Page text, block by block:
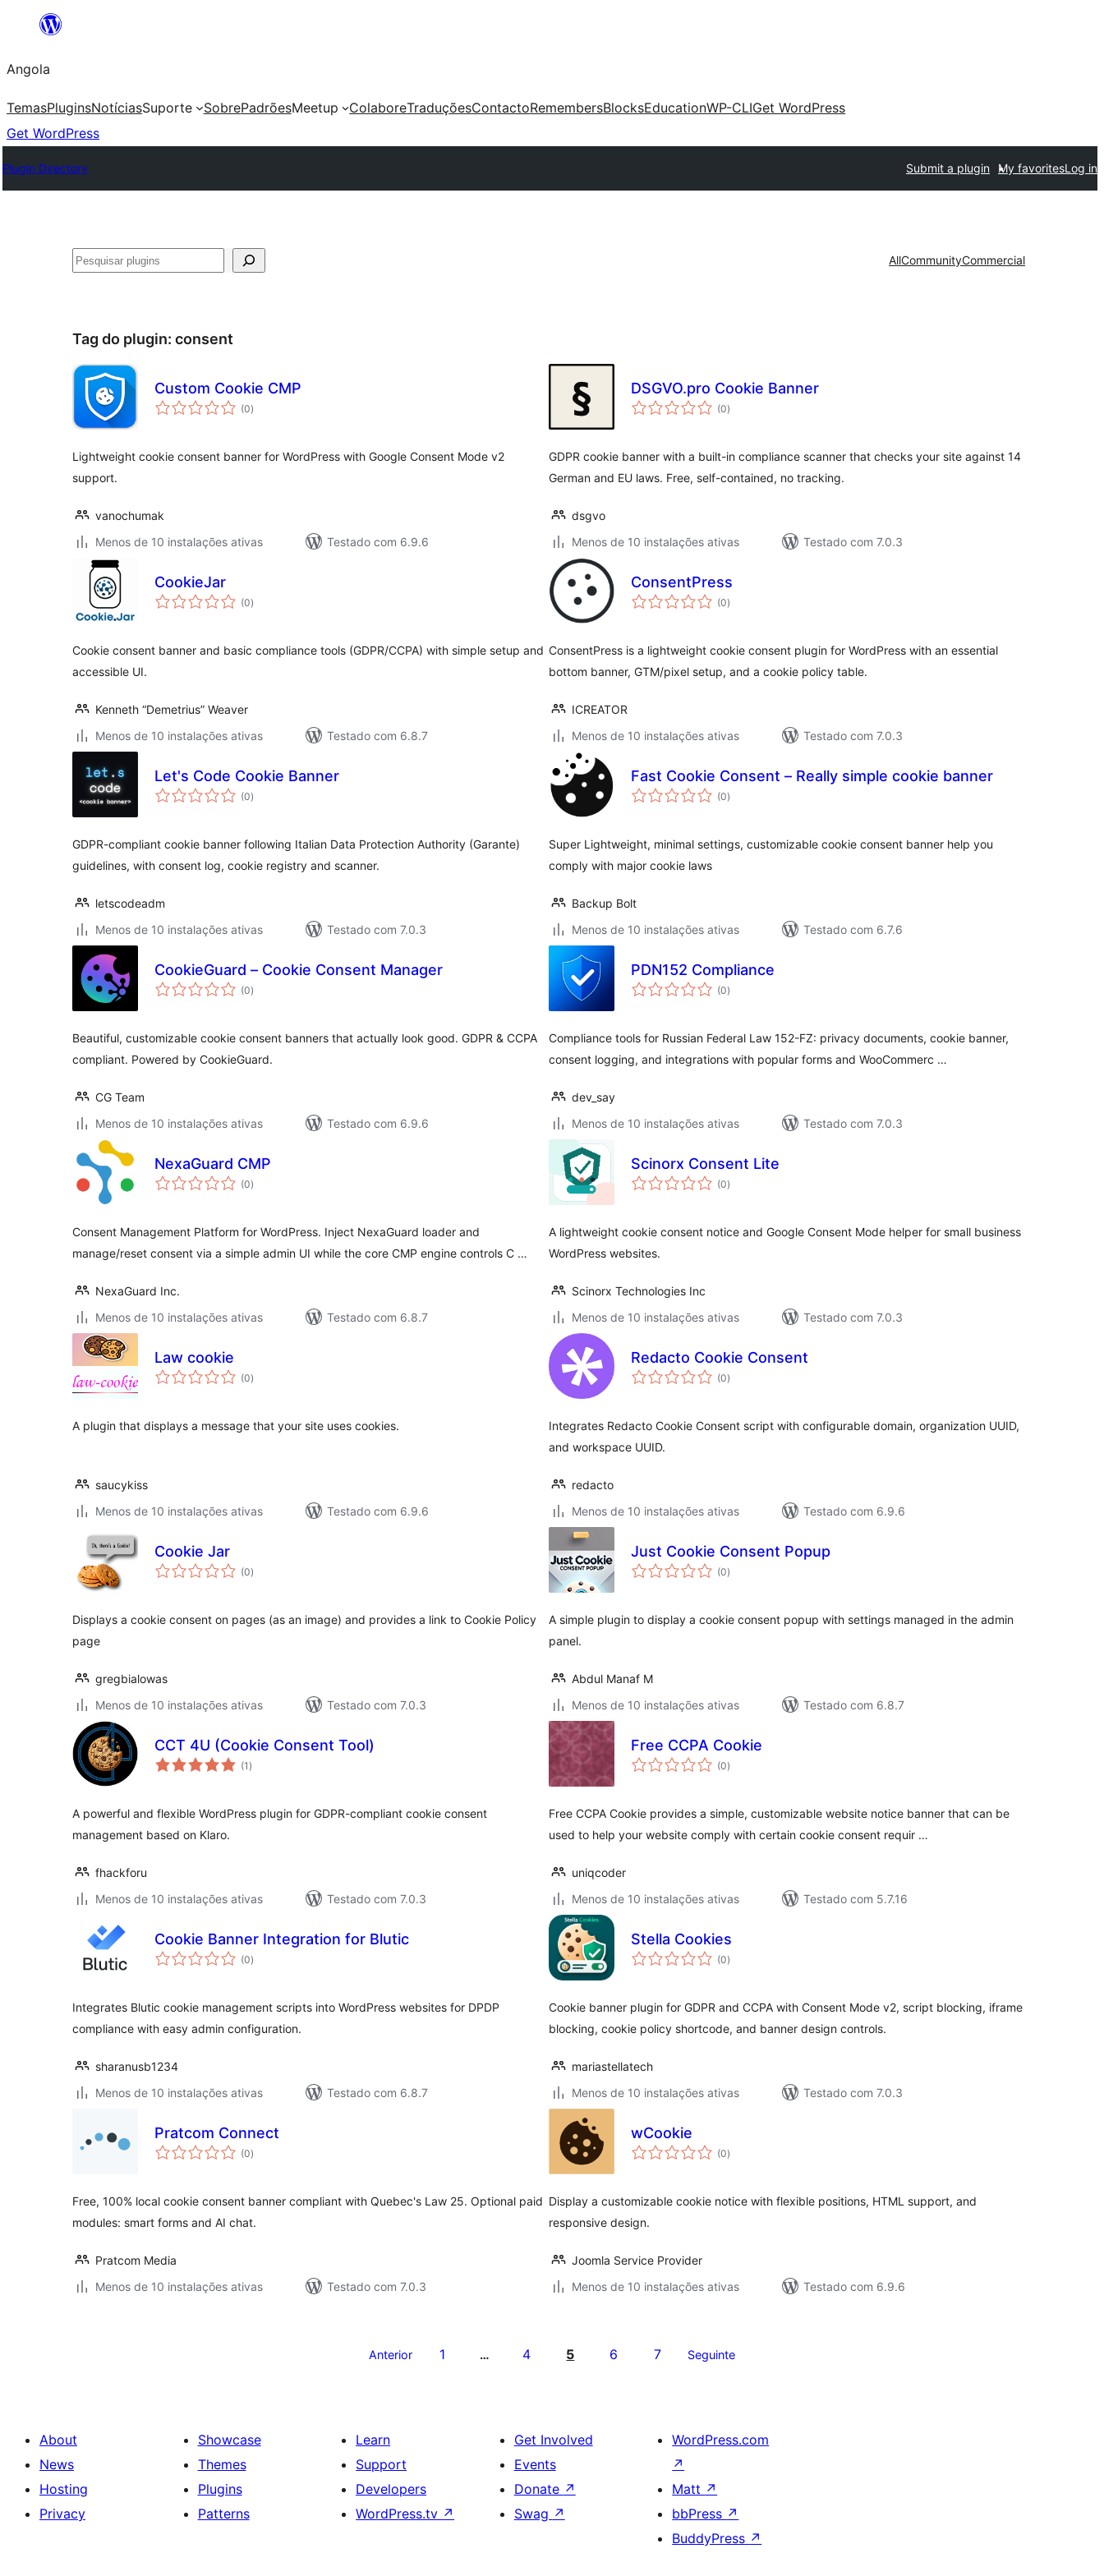
Saltar
o
conteúdo
Angola
TemasPluginsNotíciasSuporte SobrePadrõesMeetup ColaboreTraduçõesContactoRemembersBlocksEducationWP-CLIGet WordPress
Get WordPress
Plugin Directory Submit a plugin My favoritesLog in
Pesquisar AllCommunityCommercial
Tag do plugin: consent
Custom Cookie CMP
(0avaliações
totais
)
Lightweight cookie consent banner for WordPress with Google Consent Mode v2
support.
vanochumak
Menos de 10 instalações ativas
Testado com 6.9.6
DSGVO.pro Cookie Banner
(0avaliações
totais
)
GDPR cookie banner with a built-in compliance scanner that checks your site against 14
German and EU laws. Free, self-contained, no tracking.
dsgvo
Menos de 10 instalações ativas
Testado com 7.0.3
CookieJar
(0avaliações
totais
)
Cookie consent banner and basic compliance tools (GDPR/CCPA) with simple setup and
accessible UI.
Kenneth “Demetrius” Weaver
Menos de 10 instalações ativas
Testado com 6.8.7
ConsentPress
(0avaliações
totais
)
ConsentPress is a lightweight cookie consent plugin for WordPress with an essential
bottom banner, GTM/pixel setup, and a cookie policy table.
ICREATOR
Menos de 10 instalações ativas
Testado com 7.0.3
Let's Code Cookie Banner
(0avaliações
totais
)
GDPR-compliant cookie banner following Italian Data Protection Authority (Garante)
guidelines, with consent log, cookie registry and scanner.
letscodeadm
Menos de 10 instalações ativas
Testado com 7.0.3
Fast Cookie Consent – Really simple cookie banner
(0avaliações
totais
)
Super Lightweight, minimal settings, customizable cookie consent banner help you
comply with major cookie laws
Backup Bolt
Menos de 10 instalações ativas
Testado com 6.7.6
CookieGuard – Cookie Consent Manager
(0avaliações
totais
)
Beautiful, customizable cookie consent banners that actually look good. GDPR & CCPA
compliant. Powered by CookieGuard.
CG Team
Menos de 10 instalações ativas
Testado com 6.9.6
PDN152 Compliance
(0avaliações
totais
)
Compliance tools for Russian Federal Law 152-FZ: privacy documents, cookie banner,
consent logging, and integrations with popular forms and WooCommerc …
dev_say
Menos de 10 instalações ativas
Testado com 7.0.3
NexaGuard CMP
(0avaliações
totais
)
Consent Management Platform for WordPress. Inject NexaGuard loader and
manage/reset consent via a simple admin UI while the core CMP engine controls C …
NexaGuard Inc.
Menos de 10 instalações ativas
Testado com 6.8.7
Scinorx Consent Lite
(0avaliações
totais
)
A lightweight cookie consent notice and Google Consent Mode helper for small business
WordPress websites.
Scinorx Technologies Inc
Menos de 10 instalações ativas
Testado com 7.0.3
Law cookie
(0avaliações
totais
)
A plugin that displays a message that your site uses cookies.
saucykiss
Menos de 10 instalações ativas
Testado com 6.9.6
Redacto Cookie Consent
(0avaliações
totais
)
Integrates Redacto Cookie Consent script with configurable domain, organization UUID,
and workspace UUID.
redacto
Menos de 10 instalações ativas
Testado com 6.9.6
Cookie Jar
(0avaliações
totais
)
Displays a cookie consent on pages (as an image) and provides a link to Cookie Policy
page
gregbialowas
Menos de 10 instalações ativas
Testado com 7.0.3
Just Cookie Consent Popup
(0avaliações
totais
)
A simple plugin to display a cookie consent popup with settings managed in the admin
panel.
Abdul Manaf M
Menos de 10 instalações ativas
Testado com 6.8.7
CCT 4U (Cookie Consent Tool)
(1 avaliações
totais
)
A powerful and flexible WordPress plugin for GDPR-compliant cookie consent
management based on Klaro.
fhackforu
Menos de 10 instalações ativas
Testado com 7.0.3
Free CCPA Cookie
(0avaliações
totais
)
Free CCPA Cookie provides a simple, customizable website notice banner that can be
used to help your website comply with certain cookie consent requir …
uniqcoder
Menos de 10 instalações ativas
Testado com 5.7.16
Cookie Banner Integration for Blutic
(0avaliações
totais
)
Integrates Blutic cookie management scripts into WordPress websites for DPDP
compliance with easy admin configuration.
sharanusb1234
Menos de 10 instalações ativas
Testado com 6.8.7
Stella Cookies
(0avaliações
totais
)
Cookie banner plugin for GDPR and CCPA with Consent Mode v2, script blocking, iframe
blocking, cookie policy shortcode, and banner design controls.
mariastellatech
Menos de 10 instalações ativas
Testado com 7.0.3
Pratcom Connect
(0avaliações
totais
)
Free, 100% local cookie consent banner compliant with Quebec's Law 25. Optional paid
modules: smart forms and AI chat.
Pratcom Media
Menos de 10 instalações ativas
Testado com 7.0.3
wCookie
(0avaliações
totais
)
Display a customizable cookie notice with flexible positions, HTML support, and
responsive design.
Joomla Service Provider
Menos de 10 instalações ativas
Testado com 6.9.6
Anterior 1 … 4 5 6 7 Seguinte
About
News
Hosting
Privacy
Showcase
Themes
Plugins
Patterns
Learn
Support
Developers
WordPress.tv ↗
Get Involved
Events
Donate ↗
Swag ↗
WordPress.com
↗
Matt ↗
bbPress ↗
BuddyPress ↗